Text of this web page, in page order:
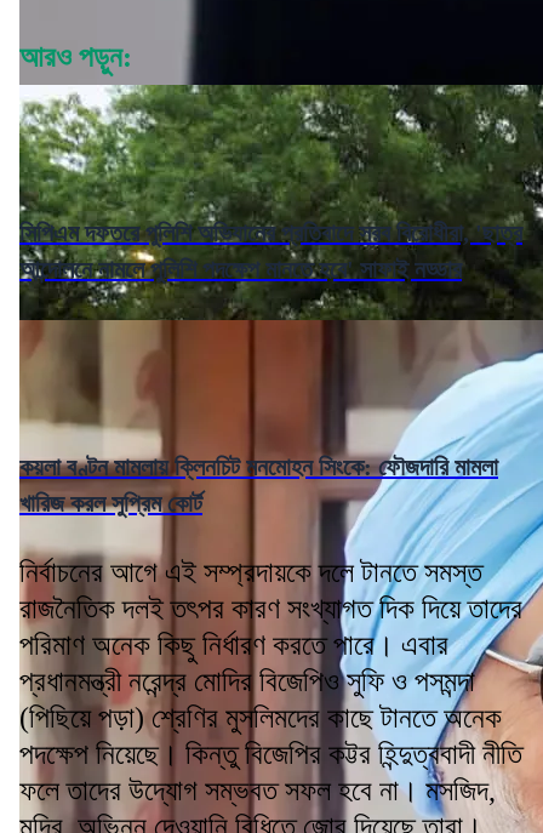
আরও পড়ুন:
সিপিএম দফতরে পুলিশি অভিযানের প্রতিবাদে সরব বিরোধীরা, 'ছাত্র
আন্দোলনে নামলে পুলিশি পদক্ষেপ মানতে হবে' সাফাই নড্ডার
কয়লা বণ্টন মামলায় ক্লিনচিট মনমোহন সিংকে: ফৌজদারি মামলা
খারিজ করল সুপ্রিম কোর্ট
নির্বাচনের আগে এই সম্প্রদায়কে দলে টানতে সমস্ত
রাজনৈতিক দলই তৎপর কারণ সংখ্যাগত দিক দিয়ে তাদের
পরিমাণ অনেক কিছু নির্ধারণ করতে পারে। এবার
প্রধানমন্ত্রী নরেন্দ্র মোদির বিজেপিও সুফি ও পসমন্দা
(পিছিয়ে পড়া) শ্রেণির মুসলিমদের কাছে টানতে অনেক
পদক্ষেপ নিয়েছে। কিন্তু বিজেপির কট্টর হিন্দুত্ববাদী নীতি
ফলে তাদের উদ্যোগ সম্ভবত সফল হবে না। মসজিদ,
মন্দির, অভিন্ন দেওয়ানি বিধিতে জোর দিয়েছে তারা।